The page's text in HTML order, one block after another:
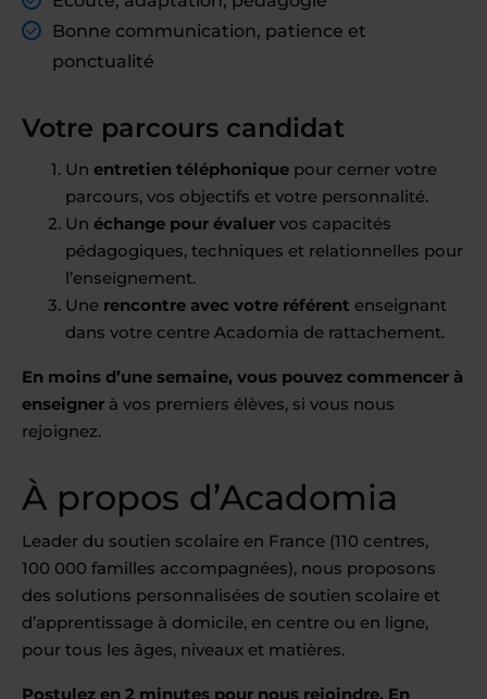
Bonne communication, patience et
ponctualité
Votre parcours candidat
Un entretien téléphonique pour cerner votre
parcours, vos objectifs et votre personnalité.
Un échange pour évaluer vos capacités
pédagogiques, techniques et relationnelles pour
l’enseignement.
Une rencontre avec votre référent enseignant
dans votre centre Acadomia de rattachement.
En moins d’une semaine, vous pouvez commencer à
enseigner à vos premiers élèves, si vous nous
rejoignez.
À propos d’Acadomia
Leader du soutien scolaire en France (110 centres,
100 000 familles accompagnées), nous proposons
des solutions personnalisées de soutien scolaire et
d’apprentissage à domicile, en centre ou en ligne,
pour tous les âges, niveaux et matières.
Postulez en 2 minutes pour nous rejoindre. En